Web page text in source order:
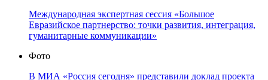
Международная экспертная сессия «Большое
Евразийское партнерство: точки развития, интеграция,
гуманитарные коммуникации»
Фото
В МИА «Россия сегодня» представили доклад проекта